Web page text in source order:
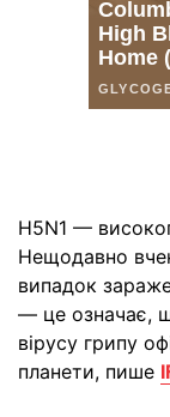
H5N1 —
Нещодавно
випадок
— це означає,
вірусу грипу
планети, пише